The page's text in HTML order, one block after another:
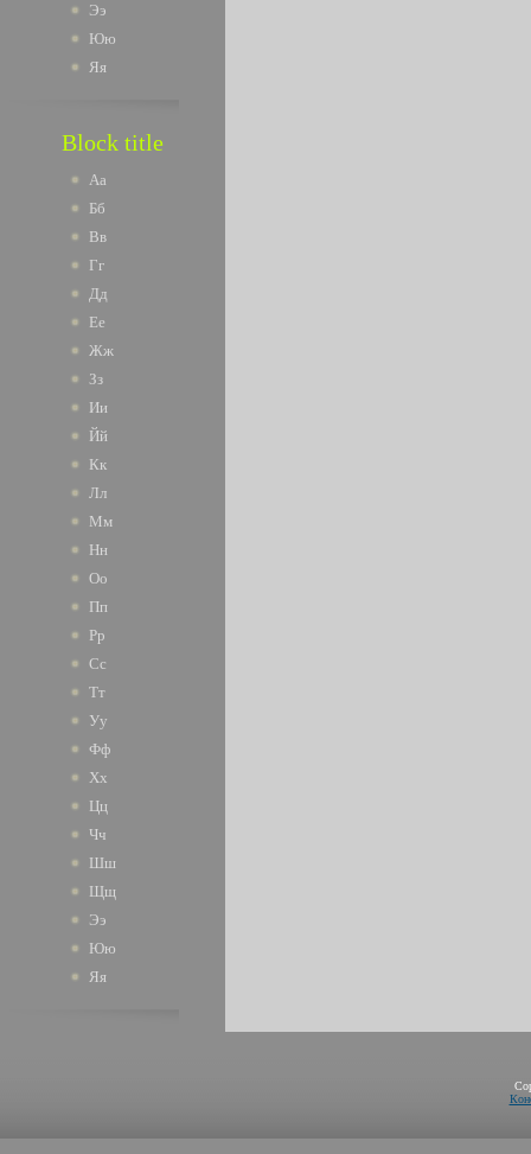
Ээ
Юю
Яя
Block title
Аа
Бб
Вв
Гг
Дд
Ее
Жж
Зз
Ии
Йй
Кк
Лл
Мм
Нн
Оо
Пп
Рр
Сс
Тт
Уу
Фф
Хх
Цц
Чч
Шш
Щщ
Ээ
Юю
Яя